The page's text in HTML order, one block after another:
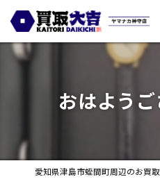
おはよう